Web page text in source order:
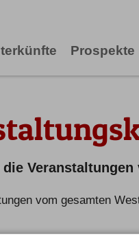
Prospekte
vom gesamten